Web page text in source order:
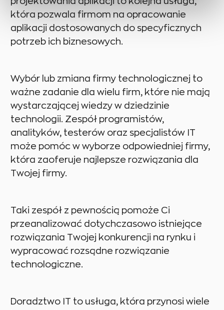
która pozwala firmom na opracowanie
aplikacji dostosowanych do specyficznych
potrzeb ich biznesowych.
Wybór lub zmiana firmy technologicznej to
ważne zadanie dla wielu firm, które nie mają
wystarczającej wiedzy w dziedzinie
technologii. Zespół programistów,
analityków, testerów oraz specjalistów IT
może pomóc w wyborze odpowiedniej firmy,
która zaoferuje najlepsze rozwiązania dla
Twojej firmy.
Taki zespół z pewnością pomoże Ci
przeanalizować dotychczasowo istniejące
rozwiązania Twojej konkurencji na rynku i
wypracować rozsądne rozwiązanie
technologiczne.
Doradztwo IT to usługa, która przynosi wiele